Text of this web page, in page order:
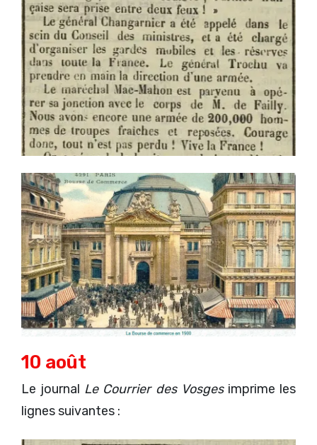
10 août
Le journal Le Courrier des Vosgesimprime les
lignes suivantes :